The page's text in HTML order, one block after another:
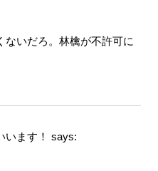
ないだろ。林檎が不許可に
ます！
says: